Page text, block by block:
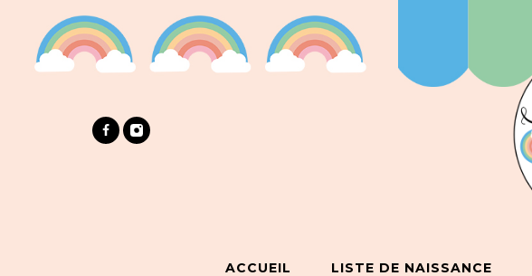
ACCUEIL LISTE DE NAISSANCE